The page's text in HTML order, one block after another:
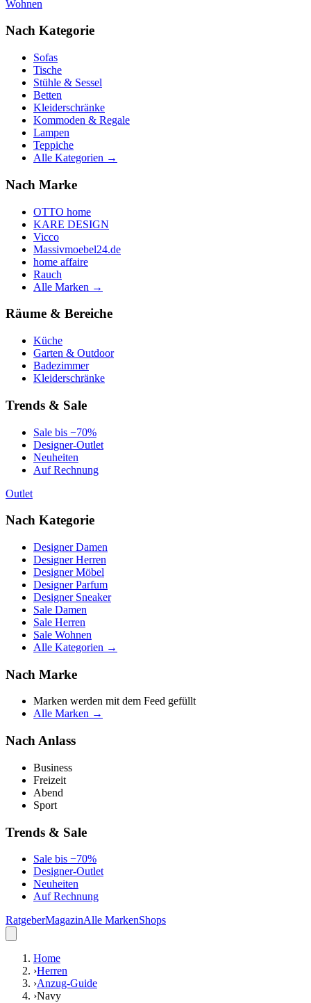
Wohnen
Nach Kategorie
Sofas
Tische
Stühle & Sessel
Betten
Kleiderschränke
Kommoden & Regale
Lampen
Teppiche
Alle Kategorien →
Nach Marke
OTTO home
KARE DESIGN
Vicco
Massivmoebel24.de
home affaire
Rauch
Alle Marken →
Räume & Bereiche
Küche
Garten & Outdoor
Badezimmer
Kleiderschränke
Trends & Sale
Sale bis −70%
Designer-Outlet
Neuheiten
Auf Rechnung
Outlet
Nach Kategorie
Designer Damen
Designer Herren
Designer Möbel
Designer Parfum
Designer Sneaker
Sale Damen
Sale Herren
Sale Wohnen
Alle Kategorien →
Nach Marke
Marken werden mit dem Feed gefüllt
Alle Marken →
Nach Anlass
Business
Freizeit
Abend
Sport
Trends & Sale
Sale bis −70%
Designer-Outlet
Neuheiten
Auf Rechnung
RatgeberMagazinAlle MarkenShops
Home
›Herren
›Anzug-Guide
›Navy